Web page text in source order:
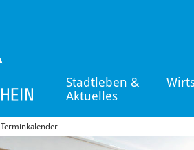
Stadtleben &
Aktuelles
Terminkalender